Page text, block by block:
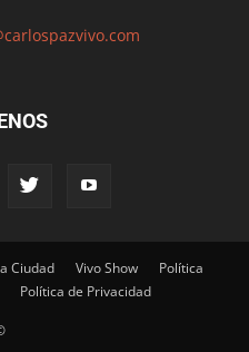
Ciudad Vivo Show
Política
Política de Privacidad